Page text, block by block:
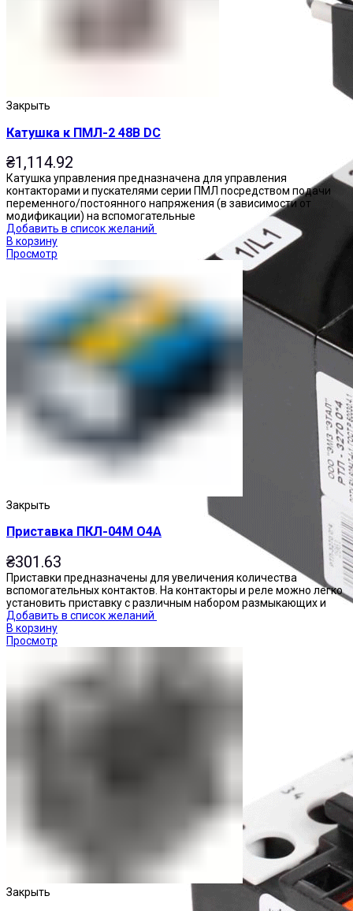
Реле тепловые
Закрыть
Катушка к ПМЛ-2 48В DC
₴1,114.92
Катушка управления предназначена для управления
контакторами и пускателями серии ПМЛ посредством подачи
переменного/постоянного напряжения (в зависимости от
модификации) на вспомогательные
Добавить в список желаний
В корзину
Просмотр
Закрыть
Приставка ПКЛ-04М О4А
₴301.63
Приставки предназначены для увеличения количества
вспомогательных контактов. На контакторы и реле можно легко
установить приставку с различным набором размыкающих и
Добавить в список желаний
В корзину
Просмотр
Закрыть